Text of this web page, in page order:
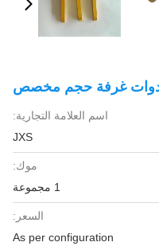
أدوات غرفة حجم مخصص
اسم العلامة التجارية:
JXS
موك:
السعر:
As per configuration